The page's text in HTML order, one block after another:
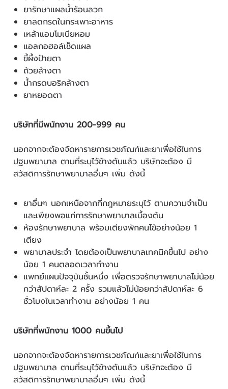
ยารักษาแผลน้ำร้อนลวก
ยาลดกรดในกระเพาะอาหาร
เหล้าแอมโมเนียหอม
แอลกอฮอล์เช็ดแผล
ขี้ผึ้งป้ายตา
ถ้วยล้างตา
น้ำกรดบอริคล้างตา
ยาหยอดตา
บริษัทที่มีพนักงาน 200-999 คน
นอกจากจะต้องจัดหารายการเวชภัณฑ์และยาเพื่อใช้ในการ
ปฐมพยาบาล ตามที่ระบุไว้ข้างต้นแล้ว บริษัทจะต้อง มี
สวัสดิการรักษาพยาบาลอื่นๆ เพิ่ม ดังนี้
ยาอื่นๆ นอกเหนือจากที่กฎหมายระบุไว้ ตามความจำเป็น
และเพียงพอแก่การรักษาพยาบาลเบื้องต้น
ห้องรักษาพยาบาล พร้อมเตียงพักคนไข้อย่างน้อย 1
เตียง
พยาบาลประจำ โดยต้องเป็นพยาบาลเทคนิคขึ้นไป อย่าง
น้อย 1 คนตลอดเวลาทำงาน
แพทย์แผนปัจจุบันชั้นหนึ่ง เพื่อตรวจรักษาพยาบาลไม่น้อย
กว่าสัปดาห์ละ 2 ครั้ง รวมแล้วไม่น้อยกว่าสัปดาห์ละ 6
ชั่วโมงในเวลาทำงาน อย่างน้อย 1 คน
บริษัทที่พนักงาน 1000 คนขึ้นไป
นอกจากจะต้องจัดหารายการเวชภัณฑ์และยาเพื่อใช้ในการ
ปฐมพยาบาล ตามที่ระบุไว้ข้างต้นแล้ว บริษัทจะต้อง มี
สวัสดิการรักษาพยาบาลอื่นๆ เพิ่ม ดังนี้